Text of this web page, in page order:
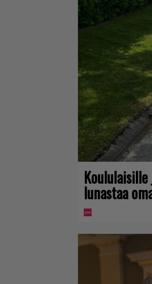
lunastaa